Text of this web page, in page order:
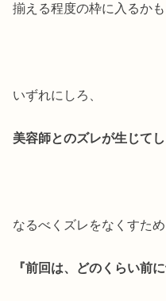
揃える程度の枠に入るか
いずれにしろ、
美容師とのズレが生じてし
なるべくズレをなくすため
『前回は、どのくらい前